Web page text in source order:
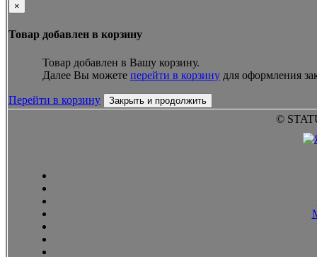
×
Товар добавлен в корзину
Товар добавлен в Вашу корзину.
Далее Вы можете перейти в корзину для оформления
Перейти в корзину Закрыть и продолжить
©